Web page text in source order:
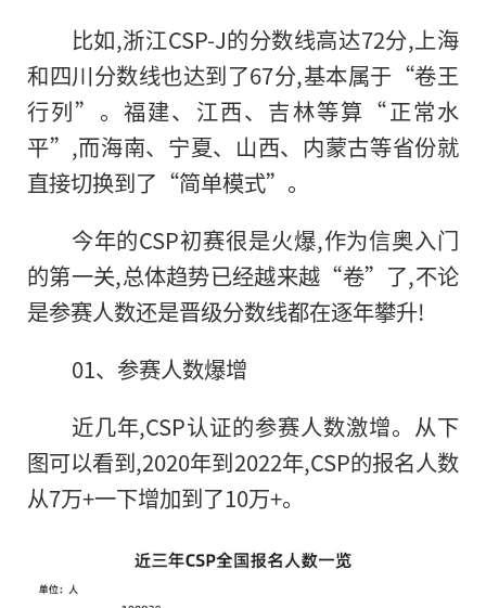
比如,浙江CSP-J的分数线高达72分,上海
和四川分数线也达到了67分,基本属于“卷王
行列”。福建、江西、吉林等算“正常水
平”,而海南、宁夏、山西、内蒙古等省份就
直接切换到了“简单模式”。
今年的CSP初赛很是火爆,作为信奥入门
的第一关,总体趋势已经越来越“卷”了,不论
是参赛人数还是晋级分数线都在逐年攀升!
01、参赛人数爆增
近几年,CSP认证的参赛人数激增。从下
图可以看到,2020年到2022年,CSP的报名人数
从7万+一下增加到了10万+。